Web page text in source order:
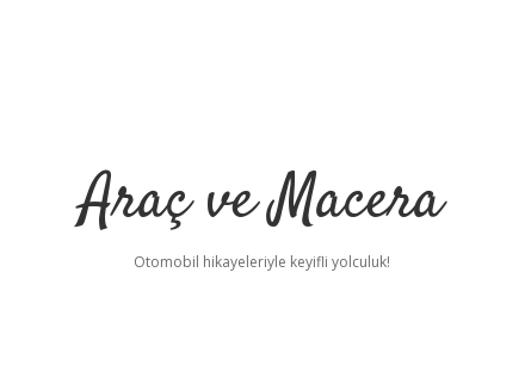
Araç ve Macera
Otomobil hikayeleriyle keyifli yolculuk!